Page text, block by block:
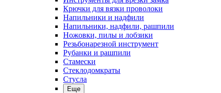
Крючки для вязки проволоки
Напильники и надфили
Напильники, надфили, рашпили
Ножовки, пилы и лобзики
Резьбонарезной инструмент
Рубанки и рашпили
Стамески
Стеклодомкраты
Стусла
Еще